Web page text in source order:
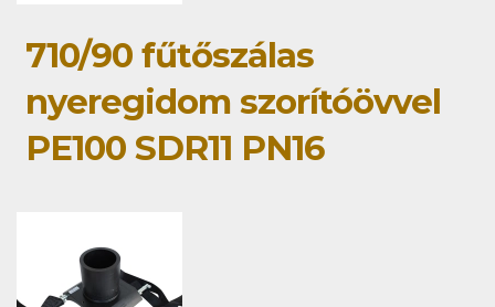
710/90 fűtőszálas
nyeregidom szorítóövvel
PE100 SDR11 PN16